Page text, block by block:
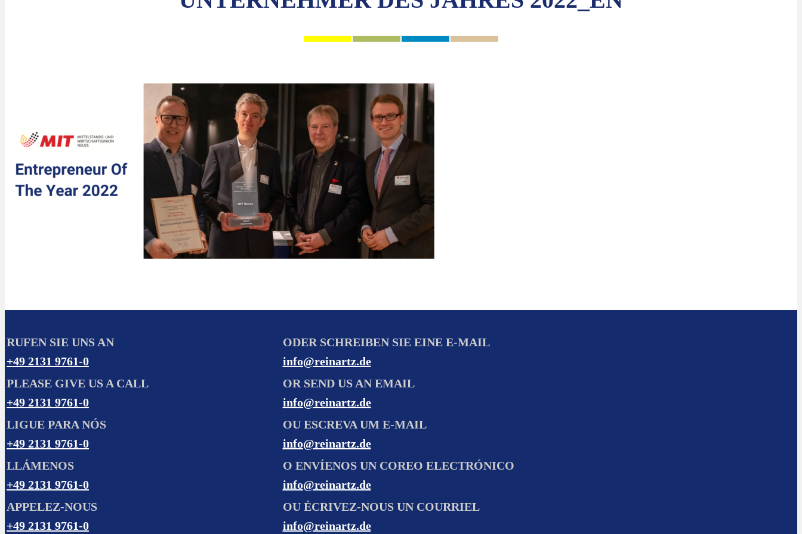
RUFEN SIE UNS AN
+49 2131 9761-0
ODER SCHREIBEN SIE EINE E-MAIL
info@reinartz.de
PLEASE GIVE US A CALL
+49 2131 9761-0
OR SEND US AN EMAIL
info@reinartz.de
LIGUE PARA NÓS
+49 2131 9761-0
OU ESCREVA UM E-MAIL
info@reinartz.de
LLÁMENOS
+49 2131 9761-0
O ENVÍENOS UN COREO ELECTRÓNICO
info@reinartz.de
APPELEZ-NOUS
+49 2131 9761-0
OU ÉCRIVEZ-NOUS UN COURRIEL
info@reinartz.de